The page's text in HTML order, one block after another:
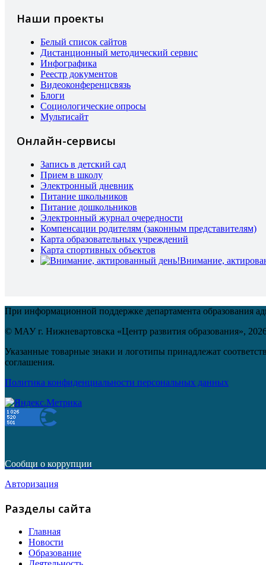
Наши проекты
Белый список сайтов
Дистанционный методический сервис
Инфографика
Реестр документов
Видеоконференцсвязь
Блоги
Социологические опросы
Мультисайт
Онлайн-сервисы
Запись в детский сад
Прием в школу
Электронный дневник
Питание школьников
Питание дошкольников
Электронный журнал очередности
Компенсации родителям (законным представителям)
Карта образовательных учреждений
Карта спортивных объектов
Внимание,
При информационной поддержке департамента образования
© МАУ г. Нижневартовска «Центр развития образования»,
Указанные товарные знаки и логотипы принадлежат
соглашения.
Политика конфиденциальности персональных данных
Сообщи о коррупции
Авторизация
Разделы сайта
Главная
Новости
Образование